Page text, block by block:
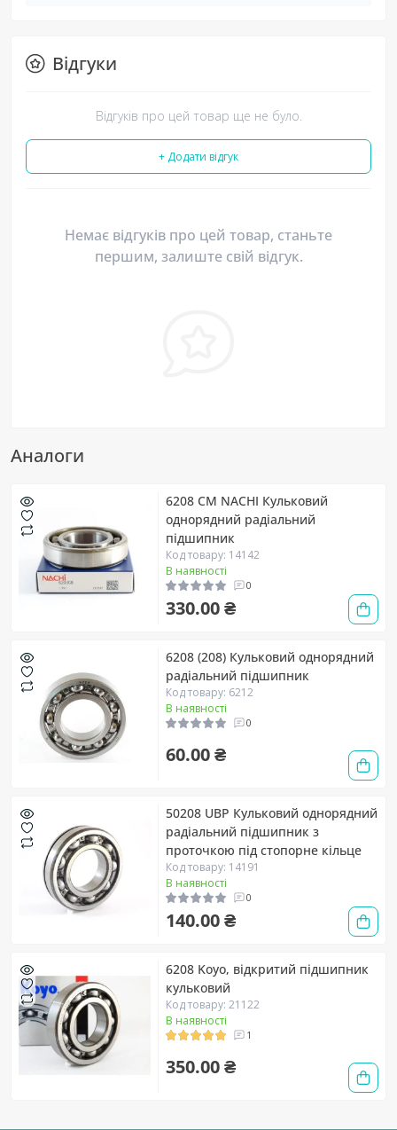
Відгуки
Відгуків про цей товар ще не було.
+ Додати відгук
Немає відгуків про цей товар, станьте
першим, залиште свій відгук.
Аналоги
6208 CM NACHI Кульковий
однорядний радіальний
підшипник
Код товару: 14142
В наявності
0
330.00 ₴
6208 (208) Кульковий однорядний
радіальний підшипник
Код товару: 6212
В наявності
0
60.00 ₴
50208 UBP Кульковий однорядний
радіальний підшипник з
проточкою під стопорне кільце
Код товару: 14191
В наявності
0
140.00 ₴
6208 Koyo, відкритий підшипник
кульковий
Код товару: 21122
В наявності
1
350.00 ₴